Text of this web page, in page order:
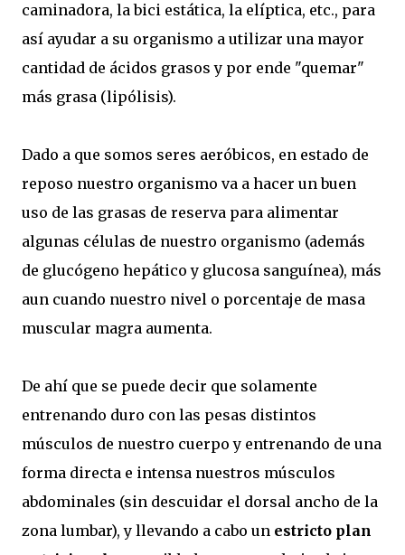
caminadora, la bici estática, la elíptica, etc., para
así ayudar a su organismo a utilizar una mayor
cantidad de ácidos grasos y por ende "quemar"
más grasa (lipólisis).
Dado a que somos seres aeróbicos, en estado de
reposo nuestro organismo va a hacer un buen
uso de las grasas de reserva para alimentar
algunas células de nuestro organismo (además
de glucógeno hepático y glucosa sanguínea), más
aun cuando nuestro nivel o porcentaje de masa
muscular magra aumenta.
De ahí que se puede decir que solamente
entrenando duro con las pesas distintos
músculos de nuestro cuerpo y entrenando de una
forma directa e intensa nuestros músculos
abdominales (sin descuidar el dorsal ancho de la
zona lumbar), y llevando a cabo un estricto plan